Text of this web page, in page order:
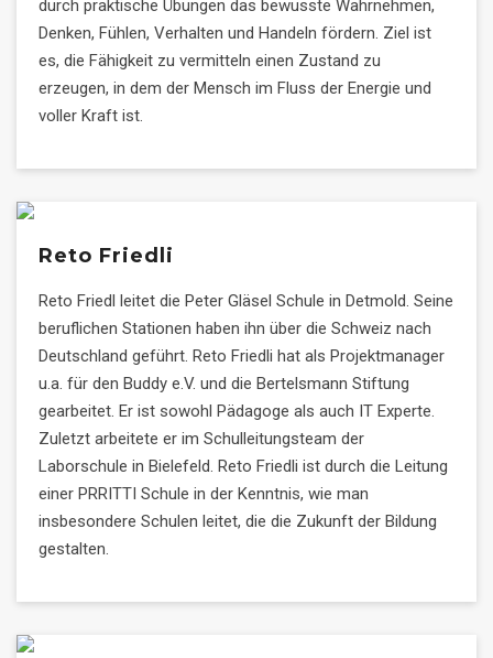
durch praktische Übungen das bewusste Wahrnehmen,
Denken, Fühlen, Verhalten und Handeln fördern. Ziel ist
es, die Fähigkeit zu vermitteln einen Zustand zu
erzeugen, in dem der Mensch im Fluss der Energie und
voller Kraft ist.
Reto Friedli
Reto Friedl leitet die Peter Gläsel Schule in Detmold. Seine
beruflichen Stationen haben ihn über die Schweiz nach
Deutschland geführt. Reto Friedli hat als Projektmanager
u.a. für den Buddy e.V. und die Bertelsmann Stiftung
gearbeitet. Er ist sowohl Pädagoge als auch IT Experte.
Zuletzt arbeitete er im Schulleitungsteam der
Laborschule in Bielefeld. Reto Friedli ist durch die Leitung
einer PRRITTI Schule in der Kenntnis, wie man
insbesondere Schulen leitet, die die Zukunft der Bildung
gestalten.